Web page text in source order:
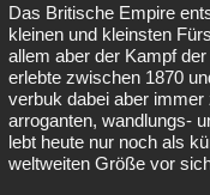
Das Britische Empire
kleinen und kleinsten
allem aber der Kampf
erlebte zwischen 1870
verbuk dabei aber
arroganten, wandlungs-
lebt heute nur noch als
weltweiten Größe vor